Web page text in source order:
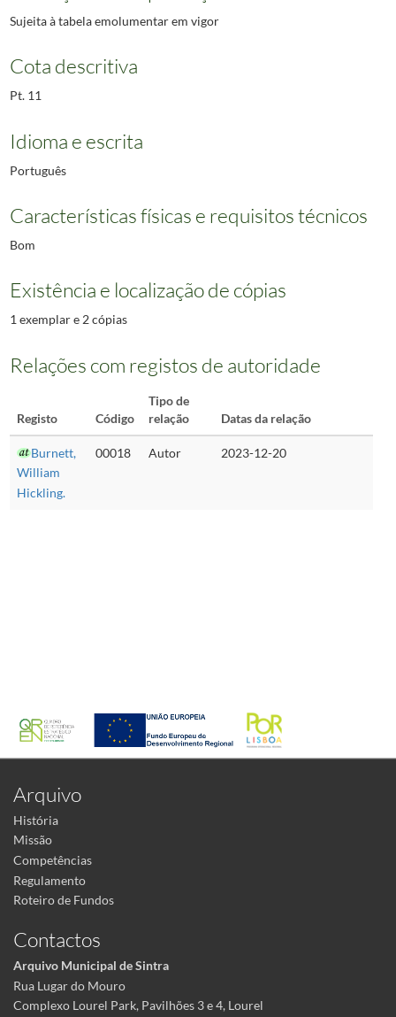
Sujeita à tabela emolumentar em vigor
Cota descritiva
Pt. 11
Idioma e escrita
Português
Características físicas e requisitos técnicos
Bom
Existência e localização de cópias
1 exemplar e 2 cópias
Relações com registos de autoridade
Registo Código
Tipo de
relação
Datas da relação
Burnett,
William
Hickling.
00018 Autor 2023-12-20
Arquivo
História
Missão
Competências
Regulamento
Roteiro de Fundos
Contactos
Arquivo Municipal de Sintra
Rua Lugar do Mouro
Complexo Lourel Park, Pavilhões 3 e 4, Lourel